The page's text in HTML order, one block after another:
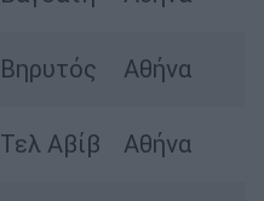
Βηρυτός Αθήνα
Τελ Αβίβ Αθήνα